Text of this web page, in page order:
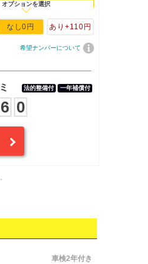
オプションを選択
なし0円 あり +110円
希望ナンバーについて
法的整備付 一年補償付
6 0
車検2年付き